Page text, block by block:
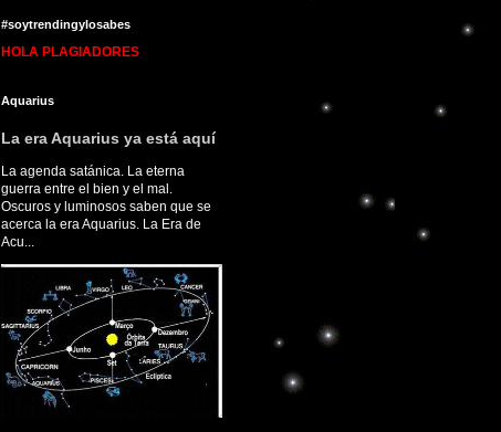
#soytrendingylosabes
HOLA PLAGIADORES
Aquarius
La era Aquarius ya está aquí
La agenda satánica. La eterna
guerra entre el bien y el mal.
Oscuros y luminosos saben que se
acerca la era Aquarius. La Era de
Acu...